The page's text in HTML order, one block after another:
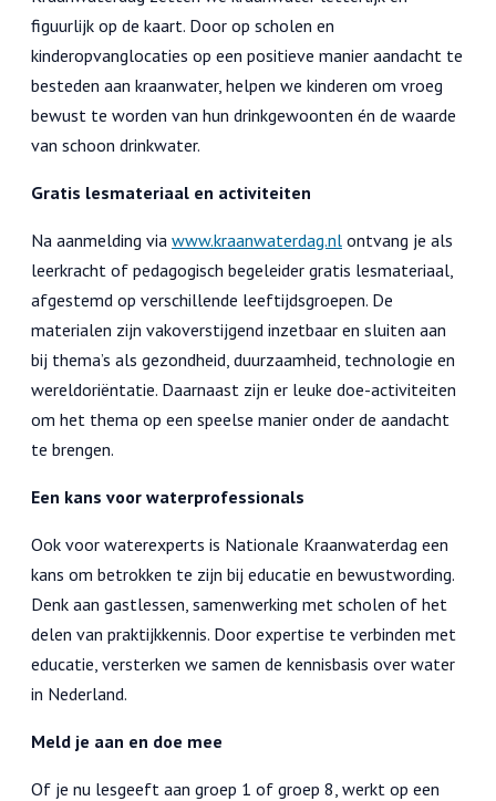
figuurlijk op de kaart. Door op scholen en
kinderopvanglocaties op een positieve manier aandacht te
besteden aan kraanwater, helpen we kinderen om vroeg
bewust te worden van hun drinkgewoonten én de waarde
van schoon drinkwater.
Gratis lesmateriaal en activiteiten
Na aanmelding via www.kraanwaterdag.nl ontvang je als
leerkracht of pedagogisch begeleider gratis lesmateriaal,
afgestemd op verschillende leeftijdsgroepen. De
materialen zijn vakoverstijgend inzetbaar en sluiten aan
bij thema’s als gezondheid, duurzaamheid, technologie en
wereldoriëntatie. Daarnaast zijn er leuke doe-activiteiten
om het thema op een speelse manier onder de aandacht
te brengen.
Een kans voor waterprofessionals
Ook voor waterexperts is Nationale Kraanwaterdag een
kans om betrokken te zijn bij educatie en bewustwording.
Denk aan gastlessen, samenwerking met scholen of het
delen van praktijkkennis. Door expertise te verbinden met
educatie, versterken we samen de kennisbasis over water
in Nederland.
Meld je aan en doe mee
Of je nu lesgeeft aan groep 1 of groep 8, werkt op een